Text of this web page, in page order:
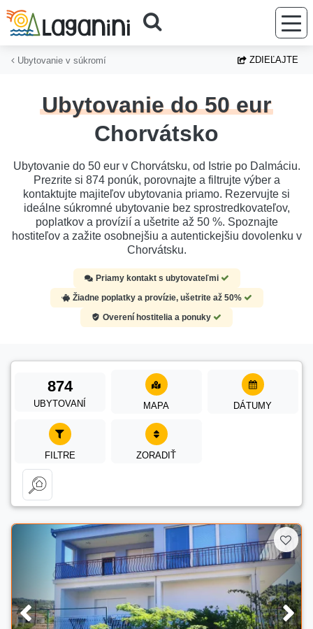
Prejsť na hlavný obsah
Ubytovanie v súkromí ZDIEĽAJTE
Ubytovanie do 50 eur
Chorvátsko
Ubytovanie do 50 eur v Chorvátsku, od Istrie po Dalmáciu.
Prezrite si 874 ponúk, porovnajte a filtrujte výber a
kontaktujte majiteľov ubytovania priamo. Rezervujte si
ideálne súkromné ubytovanie bez sprostredkovateľov,
poplatkov a provízií a ušetrite až 50 %. Spoznajte
hostiteľov a zažite osobnejšiu a autentickejšiu dovolenku v
Chorvátsku.
Priamy kontakt s ubytovateľmi
Žiadne poplatky a provízie, ušetrite až 50%
Overení hostitelia a ponuky
874
UBYTOVANÍ MAPA DÁTUMY
FILTRE ZORADIŤ